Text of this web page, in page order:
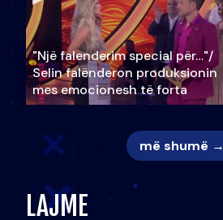
"Një falenderim special për…"/
Selin falënderon produksionin
mes emocionesh të forta
më shumë →
LAJME